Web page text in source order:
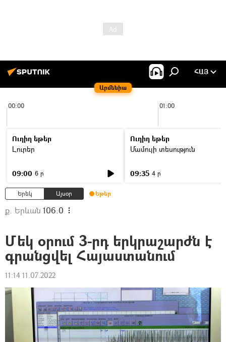
Արմենիա
ՀԱՅ
00:00 01:00
Ուղիղ եթեր
Լուրեր
09:00 6 ր
Ուղիղ եթեր
Մամուլի տեսություն
09:35 4 ր
Երեկ Այսօր Եթեր
ք. Երևան 106.0
Մեկ օրում 3-րդ երկրաշարժն է
գրանցվել Հայաստանում
11:14 11.07.2022